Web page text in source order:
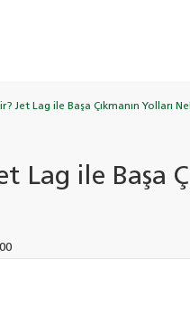
Jet Lag ile Başa Çıkmanın Yolları
Lag ile Başa